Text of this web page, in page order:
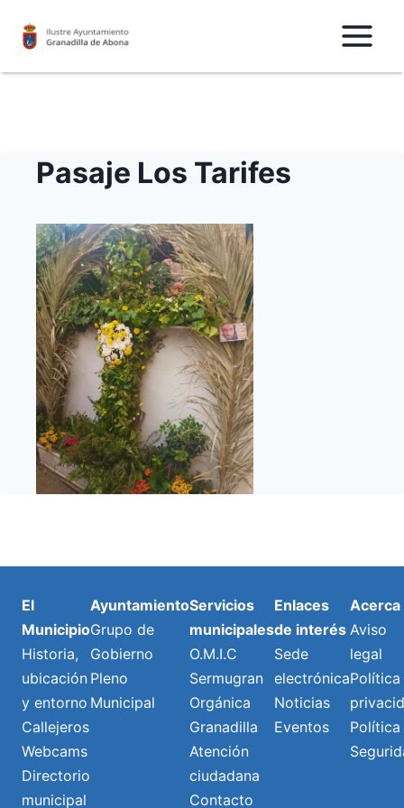
Pasaje Los Tarifes
El
Municipio
Historia,
ubicación
y entorno
Callejeros
Webcams
Directorio
municipal
Ayuntamiento
Grupo de
Gobierno
Pleno
Municipal
Servicios
municipales
O.M.I.C
Sermugran
Orgánica
Granadilla
Atención
ciudadana
Contacto
Enlaces
de interés
Sede
electrónica
Noticias
Eventos
Acerca
Aviso
legal
Política
Política